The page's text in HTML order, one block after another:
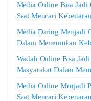
Media Online Bisa Jadi
Saat Mencari
Media Daring Menjadi
Dalam Menemukan
Wadah Online Bisa
Masyarakat Dalam
Media Online Menjadi
Saat Mencari